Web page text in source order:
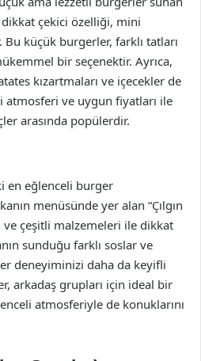
dikkat çekici özelliği, mini
küçük burgerler, farklı tatları
bir seçenektir. Ayrıca,
kızartmaları ve içecekler de
atmosferi ve uygun fiyatları ile
arasında popülerdir.
en eğlenceli burger
menüsünde yer alan “Çılgın
çeşitli malzemeleri ile dikkat
sunduğu farklı soslar ve
deneyiminizi daha da keyifli
arkadaş grupları için ideal bir
atmosferiyle de konuklarını